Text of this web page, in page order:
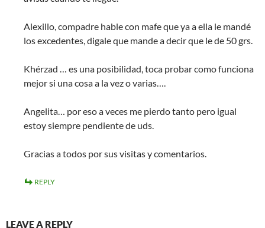
Alexillo, compadre hable con mafe que ya a ella le mandé
los excedentes, digale que mande a decir que le de 50 grs.
Khérzad … es una posibilidad, toca probar como funciona
mejor si una cosa a la vez o varias….
Angelita… por eso a veces me pierdo tanto pero igual
estoy siempre pendiente de uds.
Gracias a todos por sus visitas y comentarios.
REPLY
LEAVE A REPLY